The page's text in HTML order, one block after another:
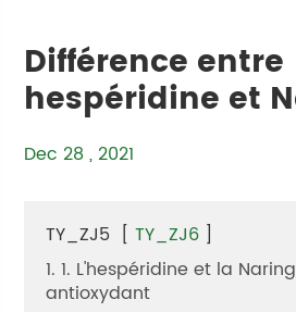
Différence entre
hespéridine et
Dec 28 , 2021
TY_ZJ5 [ TY_ZJ6 ]
1. 1. L'hespéridine et la
antioxydant